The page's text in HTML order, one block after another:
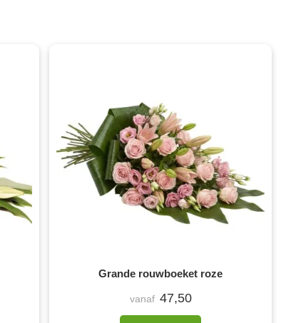
Grande rouwboeket roze
vanaf 47,50